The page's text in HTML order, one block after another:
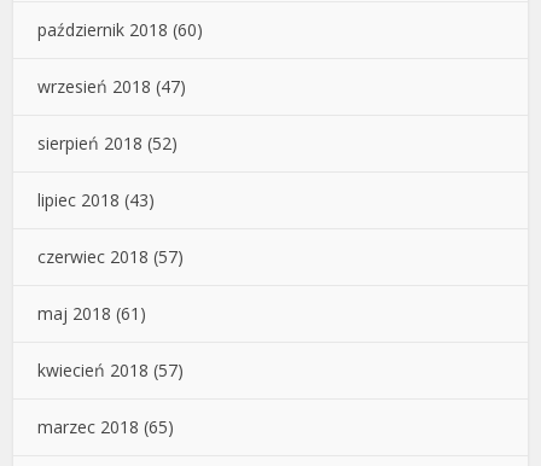
październik 2018 (60)
wrzesień 2018 (47)
sierpień 2018 (52)
lipiec 2018 (43)
czerwiec 2018 (57)
maj 2018 (61)
kwiecień 2018 (57)
marzec 2018 (65)